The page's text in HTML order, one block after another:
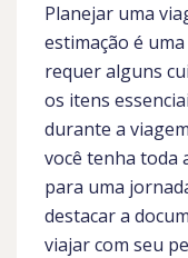
Planejar uma
estimação é
requer alguns
os itens
durante a
você tenha toda
para uma
destacar a
viajar com seu